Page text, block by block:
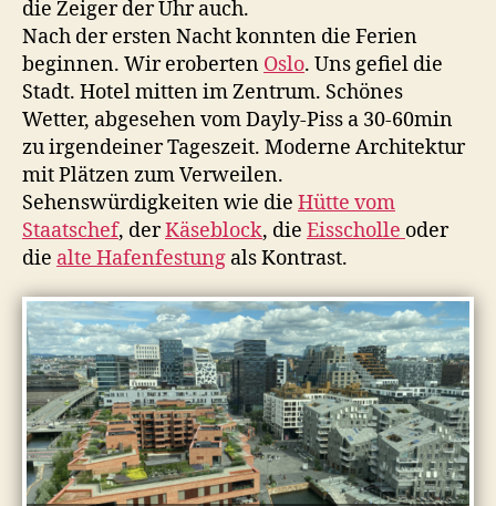
die Zeiger der Uhr auch.
Nach der ersten Nacht konnten die Ferien
beginnen. Wir eroberten Oslo. Uns gefiel die
Stadt. Hotel mitten im Zentrum. Schönes
Wetter, abgesehen vom Dayly-Piss a 30-60min
zu irgendeiner Tageszeit. Moderne Architektur
mit Plätzen zum Verweilen.
Sehenswürdigkeiten wie die Hütte vom
Staatschef, derKäseblock, die Eisscholle oder
die alte Hafenfestung als Kontrast.